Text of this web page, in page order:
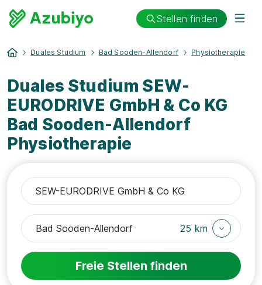
Stellen finden
Duales Studium Bad Sooden-Allendorf Physiotherapie
Duales Studium SEW-
EURODRIVE GmbH & Co KG
Bad Sooden-Allendorf
Physiotherapie
25 km
Freie Stellen finden